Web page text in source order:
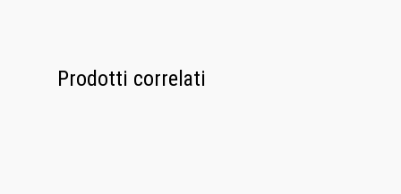
Prodotti correlati